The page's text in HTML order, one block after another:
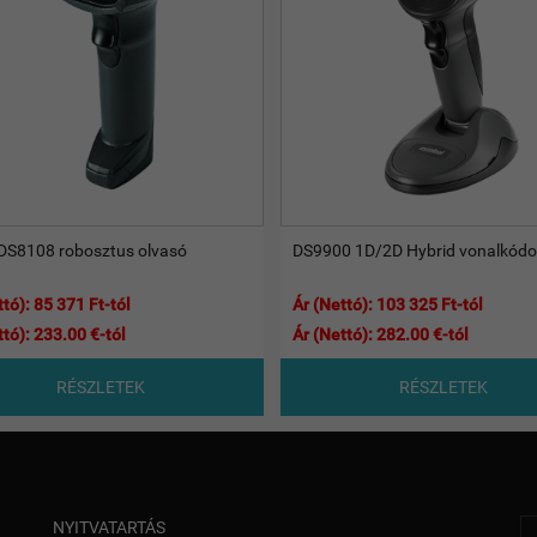
robosztus olvasó
85 371 Ft-tól
233.00 €-tól
RÉSZLETEK
DS9900 1D/2D Hybrid
Ár (Nettó): 103 325 Ft-tól
Ár (Nettó): 282.00 €-tól
RÉSZLETEK
NYITVATARTÁS